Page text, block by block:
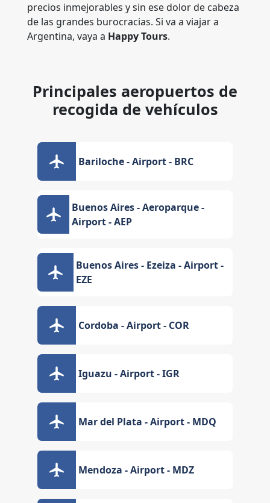
precios inmejorables y sin ese dolor de cabeza
de las grandes burocracias. Si va a viajar a
Argentina, vaya a Happy Tours.
Principales aeropuertos de
recogida de vehículos
Bariloche - Airport - BRC
Buenos Aires - Aeroparque -
Airport - AEP
Buenos Aires - Ezeiza - Airport -
EZE
Cordoba - Airport - COR
Iguazu - Airport - IGR
Mar del Plata - Airport - MDQ
Mendoza - Airport - MDZ